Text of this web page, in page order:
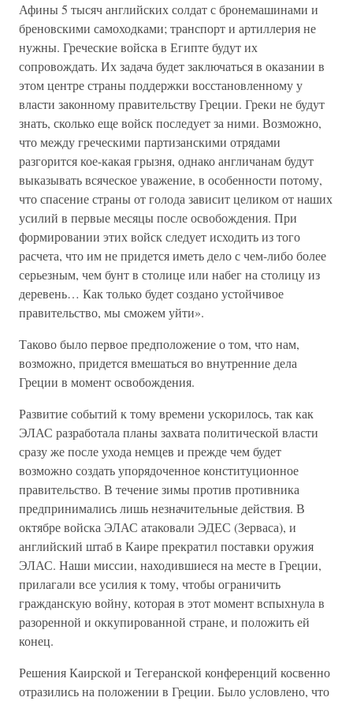
Афины 5 тысяч английских солдат с бронемашинами и
бреновскими самоходками; транспорт и артиллерия не
нужны. Греческие войска в Египте будут их
сопровождать. Их задача будет заключаться в оказании в
этом центре страны поддержки восстановленному у
власти законному правительству Греции. Греки не будут
знать, сколько еще войск последует за ними. Возможно,
что между греческими партизанскими отрядами
разгорится кое-какая грызня, однако англичанам будут
выказывать всяческое уважение, в особенности потому,
что спасение страны от голода зависит целиком от наших
усилий в первые месяцы после освобождения. При
формировании этих войск следует исходить из того
расчета, что им не придется иметь дело с чем-либо более
серьезным, чем бунт в столице или набег на столицу из
деревень… Как только будет создано устойчивое
правительство, мы сможем уйти».
Таково было первое предположение о том, что нам,
возможно, придется вмешаться во внутренние дела
Греции в момент освобождения.
Развитие событий к тому времени ускорилось, так как
ЭЛАС разработала планы захвата политической власти
сразу же после ухода немцев и прежде чем будет
возможно создать упорядоченное конституционное
правительство. В течение зимы против противника
предпринимались лишь незначительные действия. В
октябре войска ЭЛАС атаковали ЭДЕС (Зерваса), и
английский штаб в Каире прекратил поставки оружия
ЭЛАС. Наши миссии, находившиеся на месте в Греции,
прилагали все усилия к тому, чтобы ограничить
гражданскую войну, которая в этот момент вспыхнула в
разоренной и оккупированной стране, и положить ей
конец.
Решения Каирской и Тегеранской конференций косвенно
отразились на положении в Греции. Было условлено, что